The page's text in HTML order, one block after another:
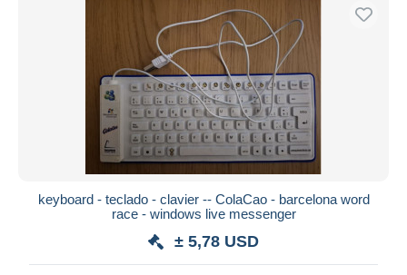
keyboard - teclado - clavier -- ColaCao - barcelona word
race - windows live messenger
± 5,78 USD